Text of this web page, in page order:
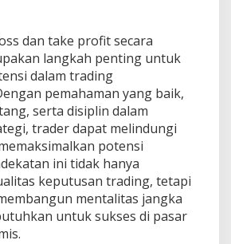
dan take profit secara
langkah penting untuk
dalam trading
pemahaman yang baik,
serta disiplin dalam
trader dapat melindungi
potensi
ini tidak hanya
keputusan trading, tetapi
mentalitas jangka
untuk sukses di pasar